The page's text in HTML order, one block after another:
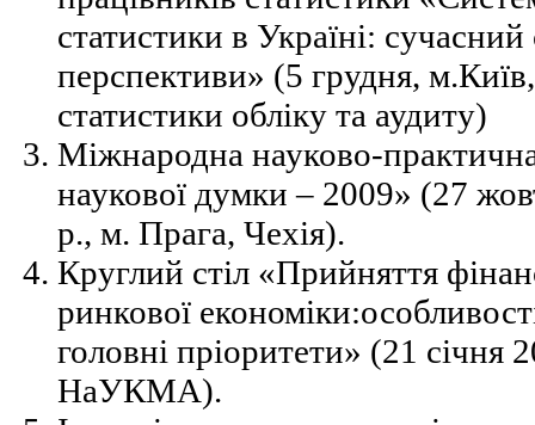
статистики в Україні:
перспективи» (5 грудня,
статистики обліку та аудиту)
Міжнародна науково-
наукової думки – 2009» (27
р., м. Прага, Чехія).
Круглий стіл «Прийняття
ринкової
головні пріоритети» (21 січня
НаУКМА).